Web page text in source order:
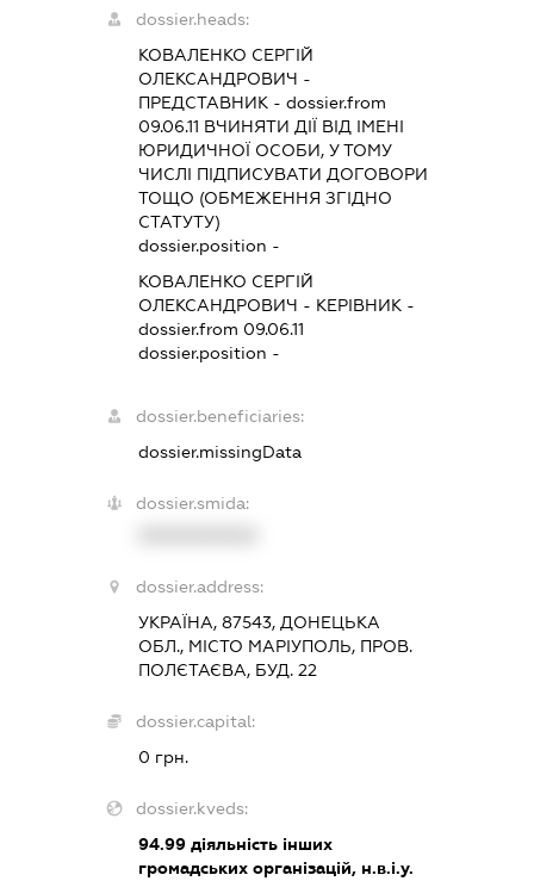
dossier.heads:
КОВАЛЕНКО СЕРГІЙ
ОЛЕКСАНДРОВИЧ -
ПРЕДСТАВНИК - dossier.from
09.06.11 ВЧИНЯТИ ДІЇ ВІД ІМЕНІ
ЮРИДИЧНОЇ ОСОБИ, У ТОМУ
ЧИСЛІ ПІДПИСУВАТИ ДОГОВОРИ
ТОЩО (ОБМЕЖЕННЯ ЗГІДНО
СТАТУТУ)
dossier.position -
КОВАЛЕНКО СЕРГІЙ
ОЛЕКСАНДРОВИЧ - КЕРІВНИК -
dossier.from 09.06.11
dossier.position -
dossier.beneficiaries:
dossier.missingData
dossier.smida:
dossier.address:
УКРАЇНА, 87543, ДОНЕЦЬКА
ОБЛ., МІСТО МАРІУПОЛЬ, ПРОВ.
ПОЛЄТАЄВА, БУД. 22
dossier.capital:
0 грн.
dossier.kveds:
94.99 діяльність інших
громадських організацій, н.в.і.у.